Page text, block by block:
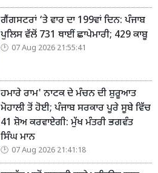
ਗੈਂਗਸਟਰਾਂ ‘ਤੇ ਵਾਰ ਦਾ 199ਵਾਂ ਦਿਨ: ਪੰਜਾਬ
ਪੁਲਿਸ ਵੱਲੋਂ 731 ਥਾਈਂ ਛਾਪੇਮਾਰੀ; 429 ਕਾਬੂ
07 Aug 2026 21:55:41
ਹਮਾਰੇ ਰਾਮ' ਨਾਟਕ ਦੇ ਮੰਚਨ ਦੀ ਸ਼ੁਰੂਆਤ
ਮੋਹਾਲੀ ਤੋਂ ਹੋਈ; ਪੰਜਾਬ ਸਰਕਾਰ ਪੂਰੇ ਸੂਬੇ ਵਿੱਚ
41 ਸ਼ੋਅ ਕਰਵਾਏਗੀ: ਮੁੱਖ ਮੰਤਰੀ ਭਗਵੰਤ
ਸਿੰਘ ਮਾਨ
07 Aug 2026 21:41:18